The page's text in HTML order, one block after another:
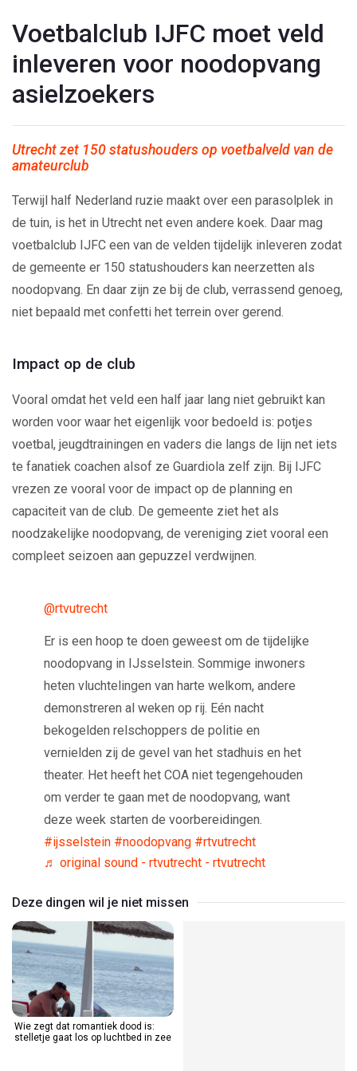
Voetbalclub IJFC moet veld
inleveren voor noodopvang
asielzoekers
Utrecht zet 150 statushouders op voetbalveld van de
amateurclub
Terwijl half Nederland ruzie maakt over een parasolplek in
de tuin, is het in Utrecht net even andere koek. Daar mag
voetbalclub IJFC een van de velden tijdelijk inleveren zodat
de gemeente er 150 statushouders kan neerzetten als
noodopvang. En daar zijn ze bij de club, verrassend genoeg,
niet bepaald met confetti het terrein over gerend.
Impact op de club
Vooral omdat het veld een half jaar lang niet gebruikt kan
worden voor waar het eigenlijk voor bedoeld is: potjes
voetbal, jeugdtrainingen en vaders die langs de lijn net iets
te fanatiek coachen alsof ze Guardiola zelf zijn. Bij IJFC
vrezen ze vooral voor de impact op de planning en
capaciteit van de club. De gemeente ziet het als
noodzakelijke noodopvang, de vereniging ziet vooral een
compleet seizoen aan gepuzzel verdwijnen.
@rtvutrecht
Er is een hoop te doen geweest om de tijdelijke
noodopvang in IJsselstein. Sommige inwoners
heten vluchtelingen van harte welkom, andere
demonstreren al weken op rij. Eén nacht
bekogelden relschoppers de politie en
vernielden zij de gevel van het stadhuis en het
theater. Het heeft het COA niet tegengehouden
om verder te gaan met de noodopvang, want
deze week starten de voorbereidingen.
#ijsselstein #noodopvang #rtvutrecht
♬ original sound - rtvutrecht - rtvutrecht
Deze dingen wil je niet missen
Wie zegt dat romantiek dood is:
stelletje gaat los op luchtbed in zee